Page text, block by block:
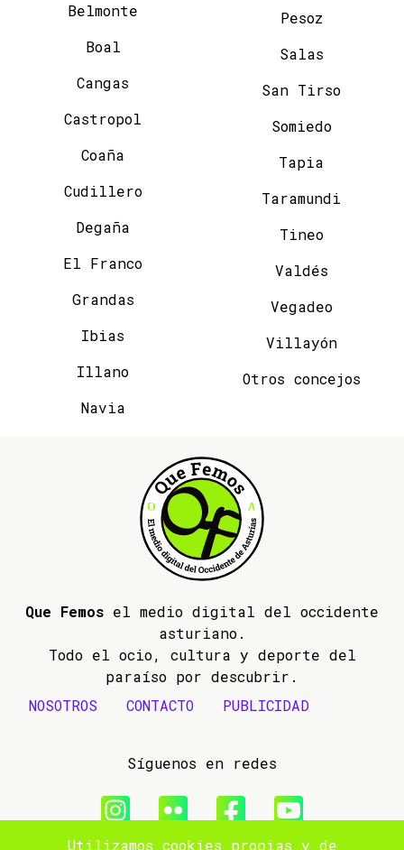
Belmonte
Boal
Cangas
Castropol
Coaña
Cudillero
Degaña
El Franco
Grandas
Ibias
Illano
Navia
Pesoz
Salas
San Tirso
Somiedo
Tapia
Taramundi
Tineo
Valdés
Vegadeo
Villayón
Otros concejos
Que Femos el medio digital del occidente
asturiano.
Todo el ocio, cultura y deporte del
paraíso por descubrir.
NOSOTROS
CONTACTO PUBLICIDAD
Síguenos en redes
Utilizamos cookies propias y de